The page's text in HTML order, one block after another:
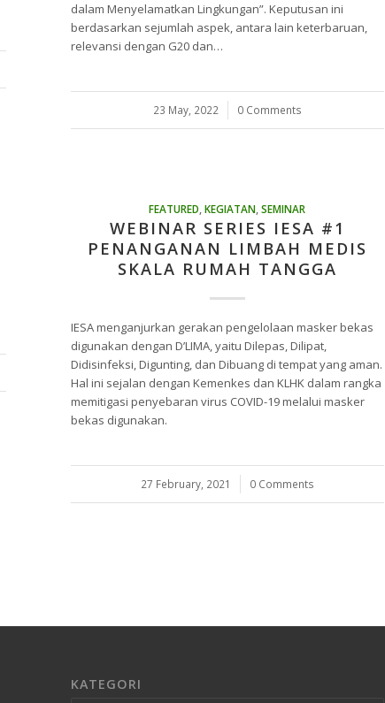
dalam Menyelamatkan Lingkungan”. Keputusan ini
berdasarkan sejumlah aspek, antara lain keterbaruan,
relevansi dengan G20 dan…
23 May, 2022
/ 0 Comments
FEATURED ,KEGIATAN ,SEMINAR
WEBINAR SERIES IESA #1
PENANGANAN LIMBAH MEDIS
SKALA RUMAH TANGGA
IESA menganjurkan gerakan pengelolaan masker bekas
digunakan dengan D’LIMA, yaitu Dilepas, Dilipat,
Didisinfeksi, Digunting, dan Dibuang di tempat yang aman.
Hal ini sejalan dengan Kemenkes dan KLHK dalam rangka
memitigasi penyebaran virus COVID-19 melalui masker
bekas digunakan.
27 February, 2021
/ 0 Comments
KATEGORI